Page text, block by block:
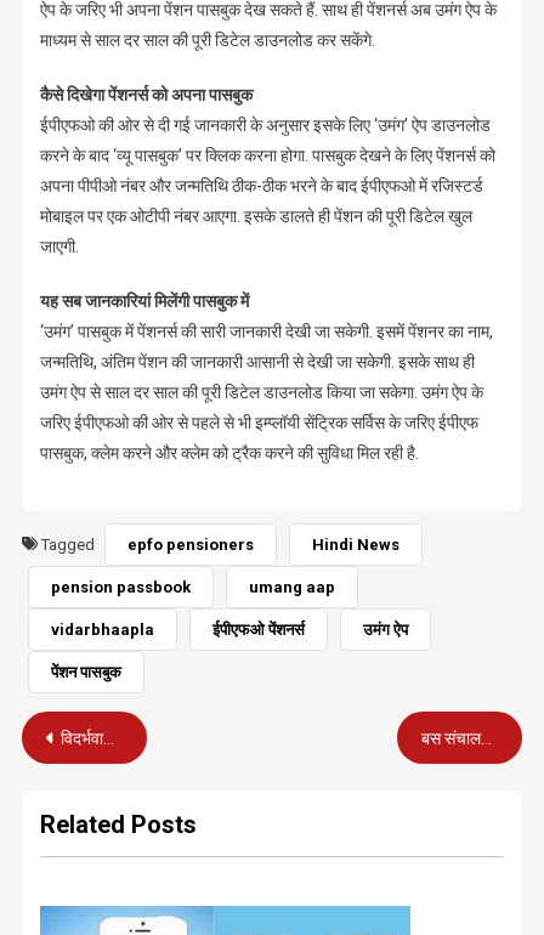
सकेंगे
ऐप के जरि‍ए भी अपना पेंशन पासबुक देख सकते हैं. साथ ही पेंशनर्स अब उमंग ऐप के
माध्यम से साल दर साल की पूरी डि‍टेल डाउनलोड कर सकेंगे.
कैसे दिखेगा पेंशनर्स को अपना पासबुक
ईपीएफओ की ओर से दी गई जानकारी के अनुसार इसके लि‍ए ‘उमंग’ ऐप डाउनलोड
करने के बाद ‘व्यू पासबुक’ पर क्‍लि‍क करना होगा. पासबुक देखने के लि‍ए पेंशनर्स को
अपना पीपीओ नंबर और जन्‍मति‍थि‍ ठीक-ठीक भरने के बाद ईपीएफओ में रजि‍स्‍टर्ड
मोबाइल पर एक ओटीपी नंबर आएगा. इसके डालते ही पेंशन की पूरी डि‍टेल खुल
जाएगी.
यह सब जानकारियां मिलेंगी पासबुक में
‘उमंग’ पासबुक में पेंशनर्स की सारी जानकारी देखी जा सकेगी. इसमें पेंशनर का नाम,
जन्‍मति‍थि‍, अंतिम पेंशन की जानकारी आसानी से देखी जा सकेगी. इसके साथ ही
उमंग ऐप से साल दर साल की पूरी डि‍टेल डाउनलोड किया जा सकेगा. उमंग ऐप के
जरि‍ए ईपीएफओ की ओर से पहले से भी इम्‍प्‍लॉयी सेंट्रि‍क सर्वि‍स के जरि‍ए ईपीएफ
पासबुक, क्‍लेम करने और क्‍लेम को ट्रैक करने की सुवि‍धा मिल रही है.
Tagged epfo pensioners Hindi News
pension passbook umang aap
vidarbhaapla ईपीएफओ पेंशनर्स उमंग ऐप
पेंशन पासबुक
Post
विदर्भवादियों के पृथक विदर्भ मोर्चे पर पुलिस का लाठी चार्ज, 7 घायल बस संचालक डेढ़ गुणा से अधिक किराया मांगें तो करें शिकायत, रद्द होगी परमिट
Related Posts